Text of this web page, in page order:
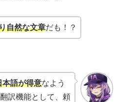
自然な文章だも！？
語が得意なよう
訳機能として、頼